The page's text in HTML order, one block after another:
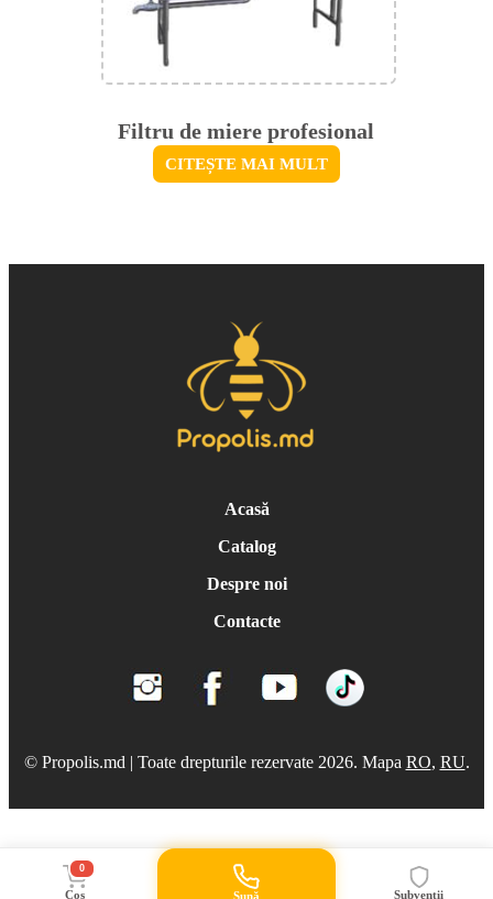
0
Coș Sună Subvenții
Filtru de miere profesional
CITEȘTE MAI MULT
Acasă
Catalog
Despre noi
Contacte
© Propolis.md | Toate drepturile rezervate 2026. Mapa RO, RU.